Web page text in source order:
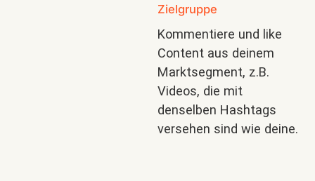
Zielgruppe
Kommentiere und like
Content aus deinem
Marktsegment, z.B.
Videos, die mit
denselben Hashtags
versehen sind wie deine.